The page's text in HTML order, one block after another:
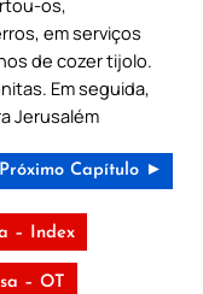
em serviços
de cozer tijolo.
Em seguida,
Jerusalém
Próximo Capítulo ►
– Index
– OT